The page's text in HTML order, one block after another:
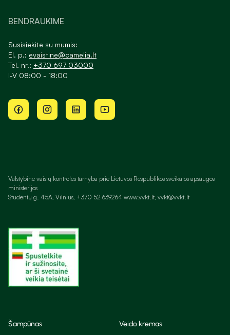
BENDRAUKIME
Susisiekite su mumis:
El. p.: evaistine@camelia.lt
Tel. nr.: +370 697 03000
I-V 08:00 - 18:00
Valstybinė vaistų kontrolės tarnyba prie Lietuvos Respublikos sveikatos apsaugos
ministerijos
Studentų g. 45A, Vilnius, +370 52 639264 www.vvkt.lt, vvkt@vvkt.lt
Šampūnas Veido kremas